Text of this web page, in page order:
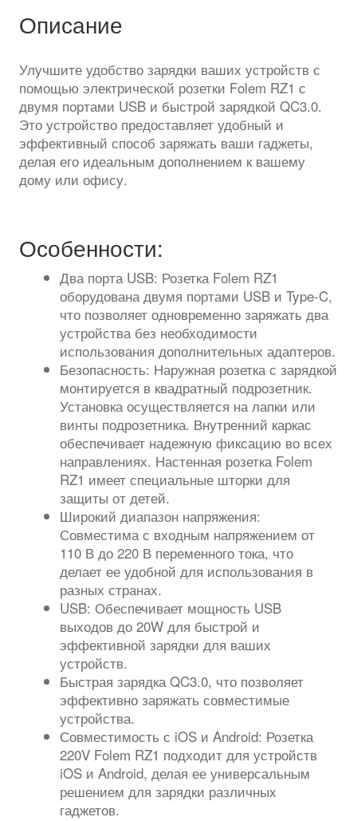
PD
3.0,
Описание
Улучшите удобство зарядки ваших устройств с
помощью электрической розетки Folem RZ1 с
двумя портами USB и быстрой зарядкой QC3.0.
Это устройство предоставляет удобный и
эффективный способ заряжать ваши гаджеты,
делая его идеальным дополнением к вашему
дому или офису.
Особенности:
Два порта USB: Розетка Folem RZ1
оборудована двумя портами USB и Type-C,
что позволяет одновременно заряжать два
устройства без необходимости
использования дополнительных адаптеров.
Безопасность: Наружная розетка с зарядкой
монтируется в квадратный подрозетник.
Установка осуществляется на лапки или
винты подрозетника. Внутренний каркас
обеспечивает надежную фиксацию во всех
направлениях. Настенная розетка Folem
RZ1 имеет специальные шторки для
защиты от детей.
Широкий диапазон напряжения:
Совместима с входным напряжением от
110 В до 220 В переменного тока, что
делает ее удобной для использования в
разных странах.
USB: Обеспечивает мощность USB
выходов до 20W для быстрой и
эффективной зарядки для ваших
устройств.
Быстрая зарядка QC3.0, что позволяет
эффективно заряжать совместимые
устройства.
Совместимость с iOS и Android: Розетка
220V Folem RZ1 подходит для устройств
iOS и Android, делая ее универсальным
решением для зарядки различных
гаджетов.